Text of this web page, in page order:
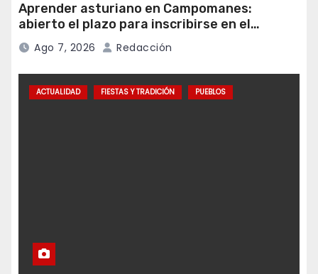
Aprender asturiano en Campomanes:
abierto el plazo para inscribirse en el
programa Falamos
Ago 7, 2026 Redacción
ACTUALIDAD FIESTAS Y TRADICIÓN PUEBLOS